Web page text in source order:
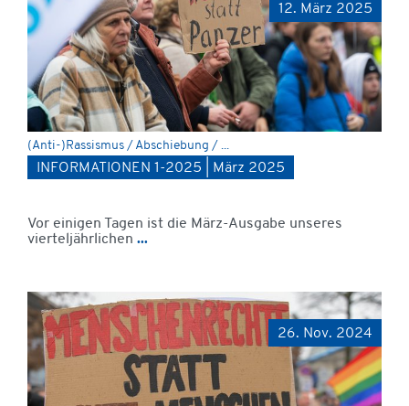
12. März 2025
(Anti-)Rassismus / Abschiebung / ...
INFORMATIONEN 1-2025 | März 2025
Vor einigen Tagen ist die März-Ausgabe unseres
vierteljährlichen ...
26. Nov. 2024